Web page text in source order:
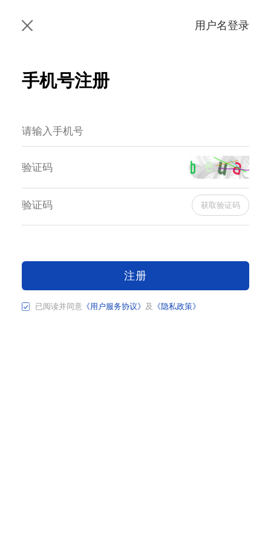
用户名登录
手机号注册
获取验证码
注册
已阅读并同意 《用户服务协议》 及 《隐私政策》